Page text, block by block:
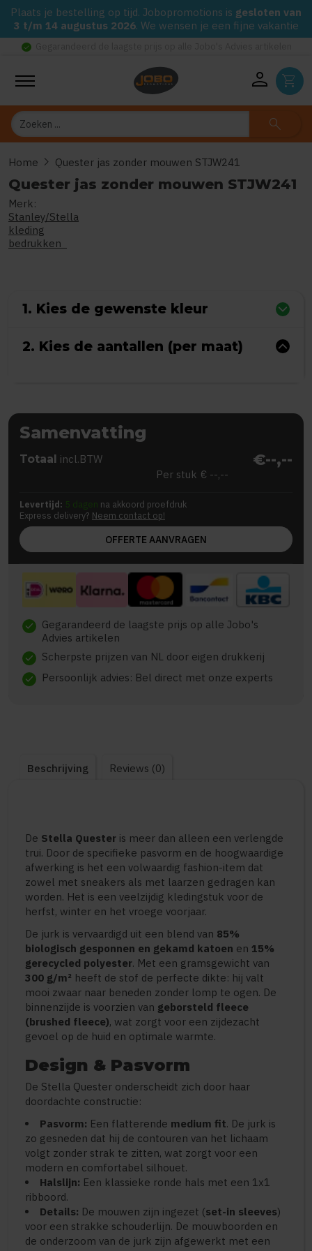
Plaats je bestelling op tijd. Jobopromotions is gesloten van
3 t/m 14 augustus 2026. We wensen je een fijne vakantie
check_circle
person shopping_cart
Zoeken search
Home chevron_right Quester jas zonder mouwen STJW241
Quester jas zonder mouwen STJW241
Merk:
Stanley/Stella
kleding
bedrukken
1. Kies de gewenste kleur
2. Kies de aantallen (per maat)
Samenvatting
Totaal incl.BTW €--,--
Per stuk € --,--
Levertijd: 5 dagen na akkoord proefdruk
Express delivery? Neem contact op!
OFFERTE AANVRAGEN
check Gegarandeerd de laagste prijs op alle Jobo's
Advies artikelen
check Scherpste prijzen van NL door eigen drukkerij
check Persoonlijk advies: Bel direct met onze experts
Beschrijving Reviews (0)
De Stella Quester is meer dan alleen een verlengde
trui. Door de specifieke pasvorm en de hoogwaardige
afwerking is het een volwaardig fashion-item dat
zowel met sneakers als met laarzen gedragen kan
worden. Het is een veelzijdig kledingstuk voor de
herfst, winter en het vroege voorjaar.
De jurk is vervaardigd uit een blend van 85%
biologisch gesponnen en gekamd katoen en 15%
gerecycled polyester. Met een gramsgewicht van
300 g/m² heeft de stof de perfecte dikte: hij valt
mooi zwaar naar beneden zonder lomp te ogen. De
binnenzijde is voorzien van geborsteld fleece
(brushed fleece), wat zorgt voor een zijdezacht
gevoel op de huid en optimale warmte.
Design & Pasvorm
De Stella Quester onderscheidt zich door haar
doordachte constructie:
Pasvorm: Een flatterende medium fit. De jurk is
zo gesneden dat hij de contouren van het lichaam
volgt zonder strak te zitten, wat zorgt voor een
modern en comfortabel silhouet.
Halslijn: Een klassieke ronde hals met een 1x1
ribboord.
Details: De mouwen zijn ingezet (set-in sleeves)
voor een strakke schouderlijn. De mouwboorden en
de onderzoom van de jurk zijn afgewerkt met een